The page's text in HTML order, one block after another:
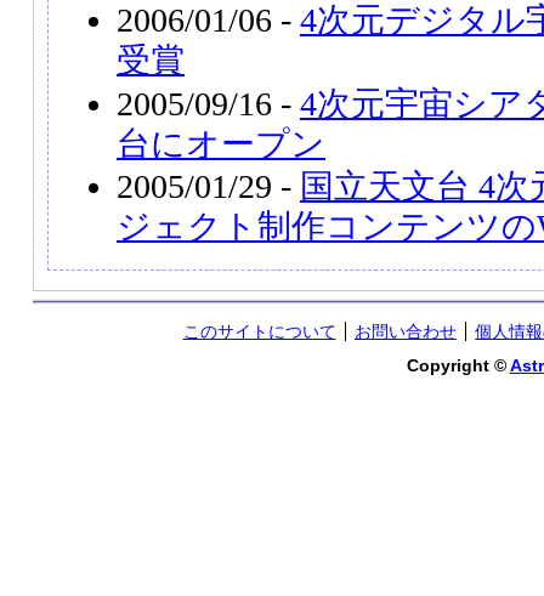
2006/01/06 - 4次元デジタル
受賞
2005/09/16 - 4次元宇宙シア
台にオープン
2005/01/29 - 国立天文台 4
ジェクト制作コンテンツの
このサイトについて お問い合わせ
個人情
Copyright ©